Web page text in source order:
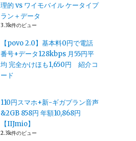
理的 vs ワイモバイル ケータイプ
ラン＋データ
3.3k件のビュー
【povo 2.0】基本料0円で電話
番号+データ128kbps 月55円平
均 完全かけほも1,650円 紹介コ
ード
110円スマホ+新-ギガプラン音声
&2GB 858円 年額10,868円
【IIJmio】
2.3k件のビュー